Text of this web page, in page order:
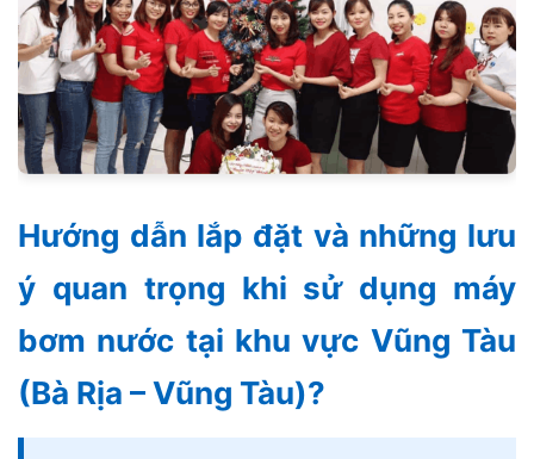
Hướng dẫn lắp đặt và những lưu
ý quan trọng khi sử dụng máy
bơm nước tại khu vực Vũng Tàu
(Bà Rịa – Vũng Tàu)?